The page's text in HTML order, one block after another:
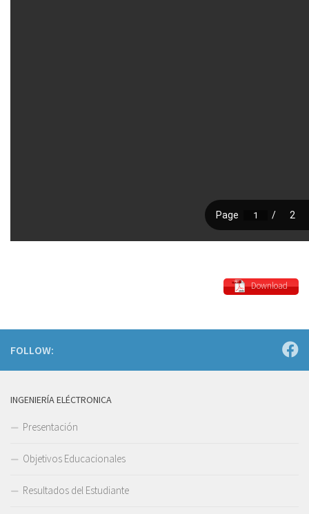
Download
FOLLOW:
INGENIERÍA ELÉCTRONICA
Presentación
Objetivos Educacionales
Resultados del Estudiante